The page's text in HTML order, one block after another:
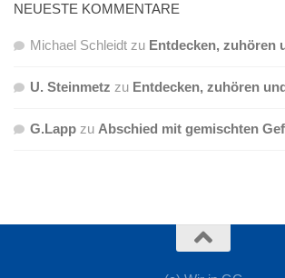
NEUESTE KOMMENTARE
Michael Schleidt zu Entdecken, zuhören
U. Steinmetz zu Entdecken, zuhören
G.Lapp zu Abschied mit gemischten